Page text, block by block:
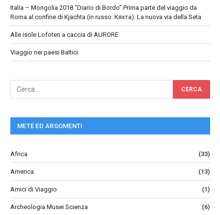
Italia – Mongolia 2018 “Diario di Bordo” Prima parte del viaggio da
Roma al confine di Kjachta (in russo: Кяхта). La nuova via della Seta
Alle isole Lofoten a caccia di AURORE
Viaggio nei paesi Baltici
METE ED ARGOMENTI
Africa (33)
America (13)
Amici di Viaggio (1)
Archeologia Musei Scienza (6)